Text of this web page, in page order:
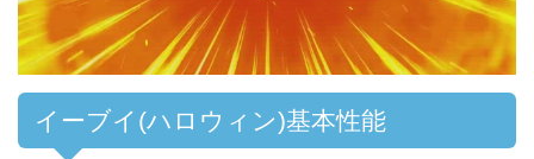
00:00 /01:00
イーブイ(ハロウィン)基本性能